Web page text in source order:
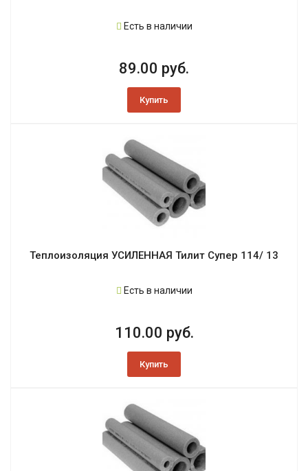
Есть в наличии
89.00 руб.
Купить
Теплоизоляция УСИЛЕННАЯ Тилит Супер 114/ 13
Есть в наличии
110.00 руб.
Купить